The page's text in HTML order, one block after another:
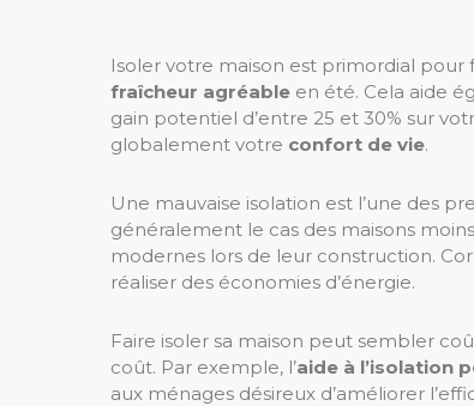
Isoler votre maison est primordial pour
fraîcheur agréable en été. Cela aide
gain potentiel d’entre 25 et 30% sur
globalement votre confort de vie.
Une mauvaise isolation est l’une des
généralement le cas des maisons
modernes lors de leur construction.
réaliser des économies d’énergie.
Faire isoler sa maison peut sembler
coût. Par exemple, l’aide à l’isolation
aux ménages désireux d’améliorer